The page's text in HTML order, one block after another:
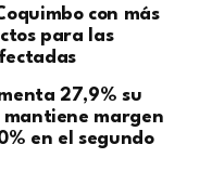
con más
para las
27,9% su
margen
en el segundo